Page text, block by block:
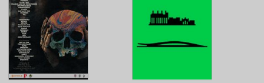
MAIS INFO
RESERVAR
MAIS INFO
INSCREVER